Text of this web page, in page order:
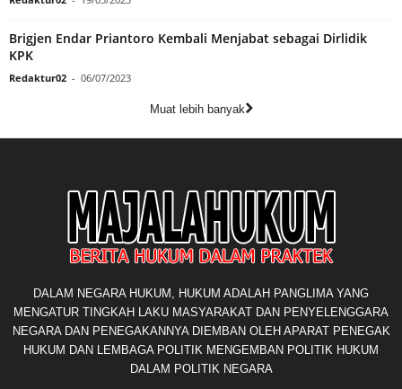
Brigjen Endar Priantoro Kembali Menjabat sebagai Dirlidik
KPK
Redaktur02 - 06/07/2023
Muat lebih banyak
DALAM NEGARA HUKUM, HUKUM ADALAH PANGLIMA YANG
MENGATUR TINGKAH LAKU MASYARAKAT DAN PENYELENGGARA
NEGARA DAN PENEGAKANNYA DIEMBAN OLEH APARAT PENEGAK
HUKUM DAN LEMBAGA POLITIK MENGEMBAN POLITIK HUKUM
DALAM POLITIK NEGARA